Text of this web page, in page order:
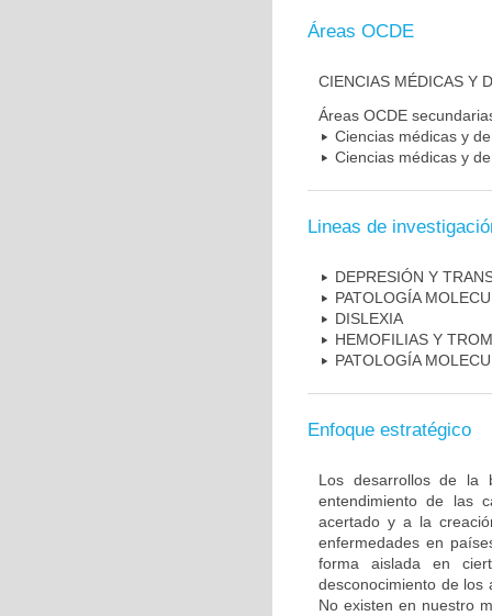
Áreas OCDE
CIENCIAS MÉDICAS Y
Áreas OCDE
Ciencias médicas y
Ciencias médicas y
Lineas de
DEPRESIÓN Y
PATOLOGÍA
DISLEXIA
HEMOFILIAS Y
PATOLOGÍA
Enfoque estratégico
Los desarrollos de la
entendimiento de las
acertado y a la
enfermedades en
forma aislada en
desconocimiento de los
No existen en nuestro